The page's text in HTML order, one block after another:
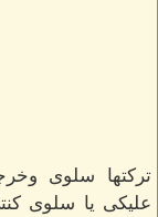
تركتها سلوى
عليكى يا سلوى